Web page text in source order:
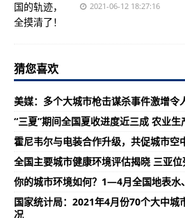
2021-06-12 18:27:16
猜您喜欢
美媒：多个大城市枪击谋杀事件激增令
“三夏”期间全国夏收进度近三成 农业
霍尼韦尔与电装合作升级，共促城市空
全国主要城市健康环境评估揭晓 三亚位
你的城市环境如何？1—4月全国地表水
国家统计局：2021年4月份70个大中城
况